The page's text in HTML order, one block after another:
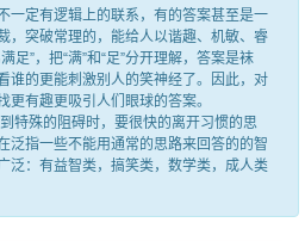
定有逻辑上的联系，有的答案甚至是一
，突破常理的，能给人以谐趣、机敏、睿
足”，把“满”和“足”分开理解，答案是袜
谁的更能刺激别人的笑神经了。因此，对
更有趣更吸引人们眼球的答案。
殊的阻碍时，要很快的离开习惯的思
泛指一些不能用通常的思路来回答的的智
泛：有益智类，搞笑类，数学类，成人类